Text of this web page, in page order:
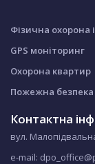
Фізична охорона
GPS моніторинг
Охорона квартир
Пожежна безпека
Контактна
вул.
e-mail: